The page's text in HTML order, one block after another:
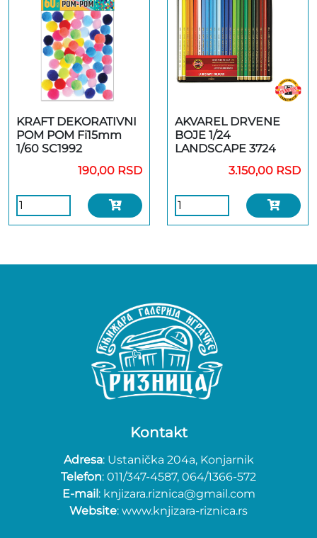
KRAFT DEKORATIVNI
POM POM Fi15mm
1/60 SC1992
190,00 RSD
AKVAREL DRVENE
BOJE 1/24
LANDSCAPE 3724
3.150,00 RSD
Kontakt
Adresa: Ustanička 204a, Konjarnik
Telefon: 011/347-4587, 064/1366-572
E-mail: knjizara.riznica@gmail.com
Website: www.knjizara-riznica.rs